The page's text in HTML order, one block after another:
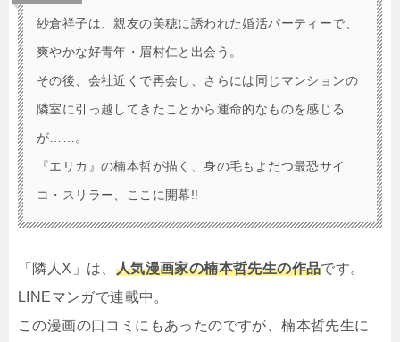
紗倉祥子は、親友の美穂に誘われた婚活パーティーで、
爽やかな好青年・眉村仁と出会う。
その後、会社近くで再会し、さらには同じマンションの
隣室に引っ越してきたことから運命的なものを感じる
が……。
『エリカ』の楠本哲が描く、身の毛もよだつ最恐サイ
コ・スリラー、ここに開幕!!
「隣人X」は、 人気漫画家の楠本哲先生の作品です。
LINEマンガで連載中。
この漫画の口コミにもあったのですが、楠本哲先生に